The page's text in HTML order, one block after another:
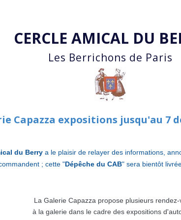
CERCLE AMICAL DU
Les Berrichons de Paris
Capazza expositions jusqu'au 7
du Berry a le plaisir de relayer des informations,
; cette "Dépêche du CAB" sera bientôt
La Galerie Capazza propose plusieurs rendez-
à la galerie dans le cadre des expositions